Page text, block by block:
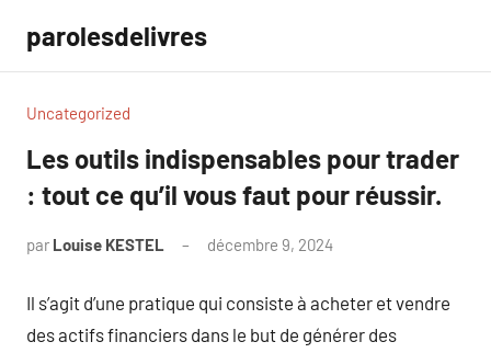
contenu
parolesdelivres
Uncategorized
Les outils indispensables pour trader
: tout ce qu’il vous faut pour réussir.
par Louise KESTEL décembre 9, 2024
Il s’agit d’une pratique qui consiste à acheter et vendre
des actifs financiers dans le but de générer des